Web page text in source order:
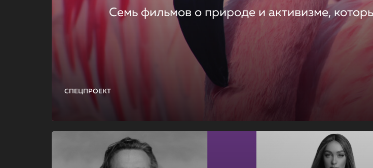
СПЕЦПРОЕКТ
Семь фильмов о природе и активизме,